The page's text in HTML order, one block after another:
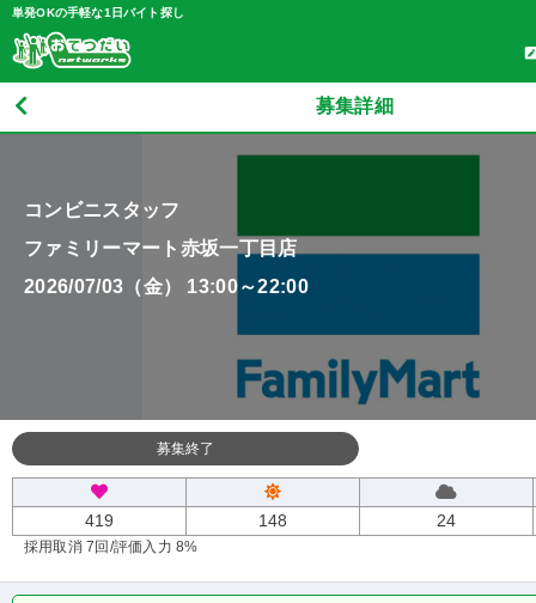
単発OKの手軽な1日バイト探し
募集詳細
コンビニスタッフ
ファミリーマート赤坂一丁目店
2026/07/03（金） 13:00～22:00
募集終了
419 148 24
採用取消 7回 /評価入力 8%